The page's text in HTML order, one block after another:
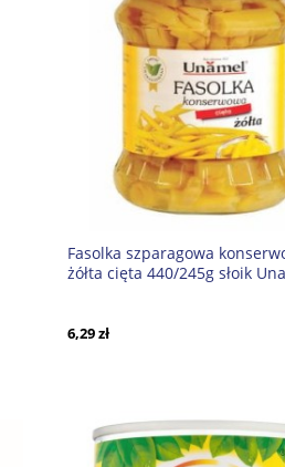
Fasolka szparagowa
żółta cięta 440/245g słoik
6,29 zł